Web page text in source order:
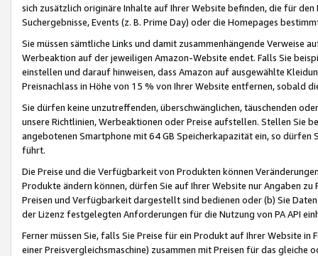
sich zusätzlich originäre Inhalte auf Ihrer Website befinden, die für
Suchergebnisse, Events (z. B. Prime Day) oder die Homepages
Sie müssen sämtliche Links und damit zusammenhängende
Werbeaktion auf der jeweiligen Amazon-Website endet. Falls Sie
einstellen und darauf hinweisen, dass Amazon auf ausgewählte
Preisnachlass in Höhe von 15 % von Ihrer Website entfernen, sobald
Sie dürfen keine unzutreffenden, überschwänglichen, täuschenden
unsere Richtlinien, Werbeaktionen oder Preise aufstellen. Stellen Sie
angebotenen Smartphone mit 64 GB Speicherkapazität ein, so dürfen
führt.
Die Preise und die Verfügbarkeit von Produkten können
Produkte ändern können, dürfen Sie auf Ihrer Website nur Angaben
Preisen und Verfügbarkeit dargestellt sind bedienen oder (b) Sie
der Lizenz festgelegten Anforderungen für die Nutzung von PA API
Ferner müssen Sie, falls Sie Preise für ein Produkt auf Ihrer Website
einer Preisvergleichsmaschine) zusammen mit Preisen für das